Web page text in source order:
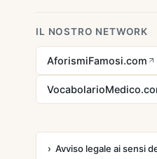
IL NOSTRO NETWORK
AforismiFamosi.com
Avviso legale ai sensi